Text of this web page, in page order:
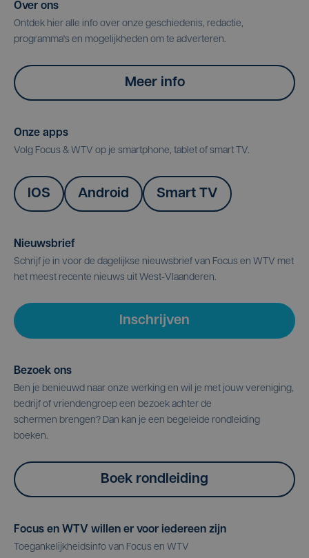
Over ons
Ontdek hier alle info over onze geschiedenis, redactie,
programma's en mogelijkheden om te adverteren.
Meer info
Onze apps
Volg Focus & WTV op je smartphone, tablet of smart TV.
IOS Android Smart TV
Nieuwsbrief
Schrijf je in voor de dagelijkse nieuwsbrief van Focus en WTV met
het meest recente nieuws uit West-Vlaanderen.
Inschrijven
Bezoek ons
Ben je benieuwd naar onze werking en wil je met jouw vereniging,
bedrijf of vriendengroep een bezoek achter de
schermen brengen? Dan kan je een begeleide rondleiding
boeken.
Boek rondleiding
Focus en WTV willen er voor iedereen zijn
Toegankelijkheidsinfo van Focus en WTV